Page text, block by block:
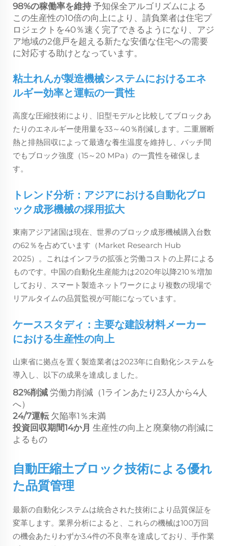
98%の稼働率を維持 予知保全アルゴリズムによる
この生産性の10倍の向上により、請負業者は住宅プ
ロジェクトを40％速く完了できるようになり、アジ
ア地域の2億戸を超える新たな安価な住宅への需要
に対応する助けとなっています。
粘土れんが製造機械システムにおけるエネ
ルギー効率と運転の一貫性
高度な圧縮技術により、旧型モデルと比較してブロックあ
たりのエネルギー使用量を33～40％削減します。二重層断
熱と排熱回収によって最適な養生温度を維持し、バッチ間
でもブロック強度（15～20 MPa）の一貫性を確保しま
す。
トレンド分析：アジアにおける自動化ブロ
ック成形機械の採用拡大
東南アジア諸国は現在、世界のブロック成形機械購入台数
の62％を占めています（Market Research Hub
2025）。これはインフラの拡張と労働コストの上昇による
ものです。中国の自動化生産能力は2020年以降210％増加
しており、スマート製造ネットワークにより複数の現場で
リアルタイムの品質監視が可能になっています。
ケーススタディ：主要な建設材料メーカー
における生産性の向上
山東省に拠点を置く製造業者は2023年に自動化システムを
導入し、以下の成果を達成しました。
82%削減 労働力削減（1ラインあたり23人から4人
へ）
24/7運転 欠陥率1％未満
投資回収期間14か月 生産性の向上と廃棄物の削減に
よるもの
自動圧縮土ブロック技術による優れ
た品質管理
最新の自動化システムは統合された技術により品質保証を
変革します。業界分析によると、これらの機械は100万回
の機会あたりわずか3.4件の不良率を達成しており、手作業